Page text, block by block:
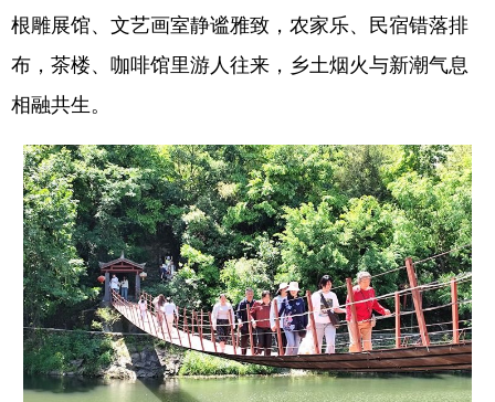
根雕展馆、文艺画室静谧雅致，农家乐、民宿错落排
布，茶楼、咖啡馆里游人往来，乡土烟火与新潮气息
相融共生。